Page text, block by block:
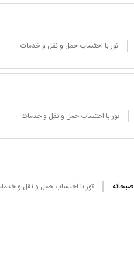
تور با احتساب حمل و نقل و خدمات
تور با احتساب حمل و نقل و خدمات
صبحانه تور با احتساب حمل و نقل و